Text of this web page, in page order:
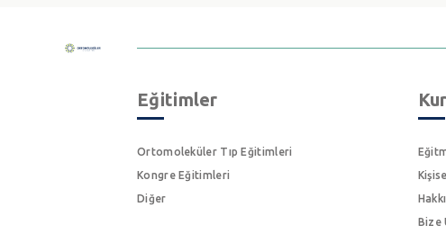
Eğitimler
Ortomoleküler Tıp Eğitimleri
Kongre Eğitimleri
Diğer
Bize